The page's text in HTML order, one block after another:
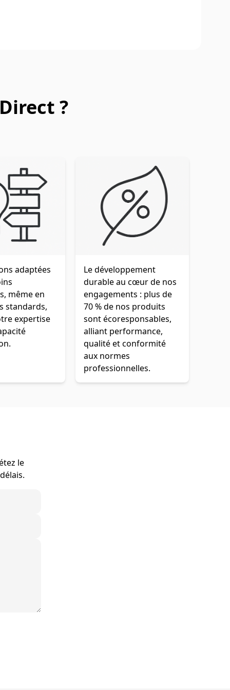
?
adaptées
même en
standards,
expertise
Le développement
durable au cœur de nos
engagements : plus de
70 % de nos produits
sont écoresponsables,
alliant performance,
qualité et conformité
aux normes
professionnelles.
le